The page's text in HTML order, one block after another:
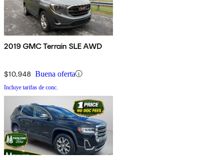
2019 GMC Terrain SLE AWD
$10,948 Buena oferta
Incluye tarifas de conc.